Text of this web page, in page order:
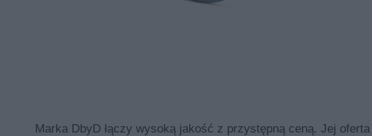
Marka DbyD łączy wysoką jakość z przystępną ceną. Jej